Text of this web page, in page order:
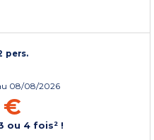
pers.
08/08/2026
€
ou 4 fois² !